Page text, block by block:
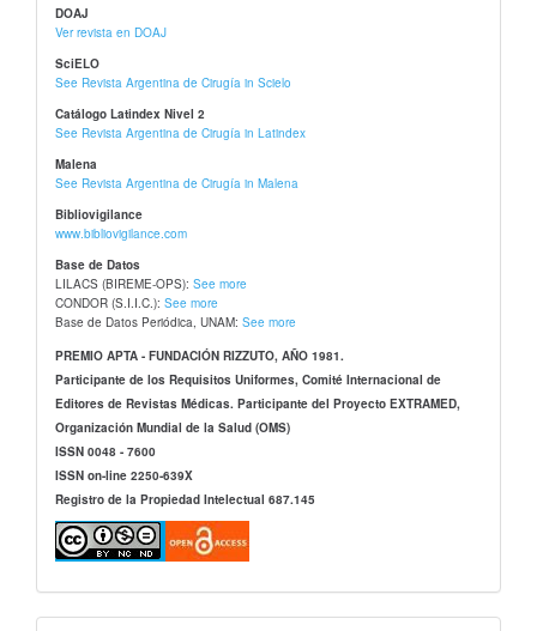
DOAJ
Ver revista en DOAJ
SciELO
See Revista Argentina de Cirugía in Scielo
Catálogo Latindex Nivel 2
See Revista Argentina de Cirugía in Latindex
Malena
See Revista Argentina de Cirugía in Malena
Bibliovigilance
www.bibliovigilance.com
Base de Datos
LILACS (BIREME-OPS): See more
CONDOR (S.I.I.C.): See more
Base de Datos Periódica, UNAM: See more
PREMIO APTA - FUNDACIÓN RIZZUTO, AÑO 1981.
Participante de los Requisitos Uniformes, Comité Internacional de
Editores de Revistas Médicas. Participante del Proyecto EXTRAMED,
Organización Mundial de la Salud (OMS)
ISSN 0048 - 7600
ISSN on-line 2250-639X
Registro de la Propiedad Intelectual 687.145